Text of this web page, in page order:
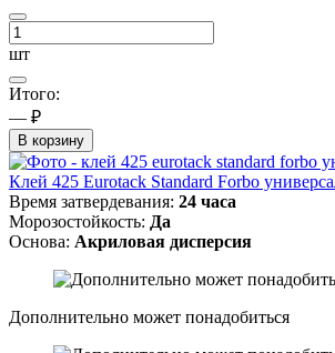
шт
Итого:
— ₽
В корзину
Клей 425 Eurotack Standard Forbo
Время затвердевания: 24 часа
Морозостойкость: Да
Основа: Акриловая дисперсия
Дополнительно может понадобиться